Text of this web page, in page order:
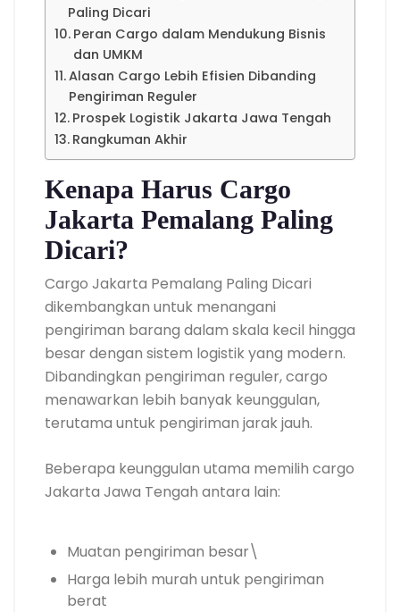
Paling Dicari
Peran Cargo dalam Mendukung Bisnis
dan UMKM
Alasan Cargo Lebih Efisien Dibanding
Pengiriman Reguler
Prospek Logistik Jakarta Jawa Tengah
Rangkuman Akhir
Kenapa Harus Cargo
Jakarta Pemalang Paling
Dicari?
Cargo Jakarta Pemalang Paling Dicari
dikembangkan untuk menangani
pengiriman barang dalam skala kecil hingga
besar dengan sistem logistik yang modern.
Dibandingkan pengiriman reguler, cargo
menawarkan lebih banyak keunggulan,
terutama untuk pengiriman jarak jauh.
Beberapa keunggulan utama memilih cargo
Jakarta Jawa Tengah antara lain:
Muatan pengiriman besar\
Harga lebih murah untuk pengiriman
berat